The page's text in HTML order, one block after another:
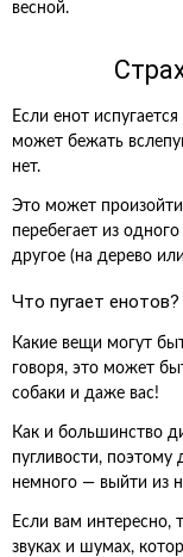
весной.
Если енот
может бежать
нет.
Это может
перебегает из
другое (на дерево
Что пугает енотов?
Какие вещи могут
говоря, это может
собаки и даже вас!
Как и большинство
пугливости, поэтому
немного — выйти из
Если вам интересно,
звуках и шумах,